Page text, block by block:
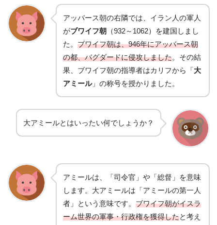
アッバース朝の右隣では、イラン人の軍人
がブワイフ朝 （932～1062）を建国しまし
た。 ブワイフ朝は、946年にアッバース朝
の都、バグダードに侵攻しました。その結
果、ブワイフ朝の指導者はカリフから「大
アミール」の称号を授かりました。
大アミールとはいったい何でしょうか？
アミールは、「司令官」や「総督」を意味
します。大アミールは「アミールの第一人
者」という意味です。 ブワイフ朝がイスラ
ーム世界の軍事・行政権を獲得したと考え